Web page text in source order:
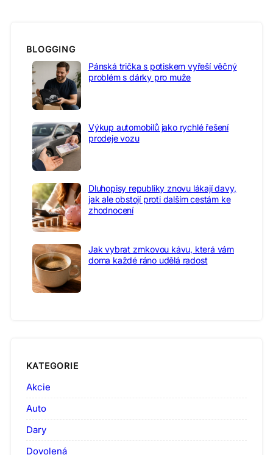
BLOGGING
Pánská trička s potiskem vyřeší věčný
problém s dárky pro muže
Výkup automobilů jako rychlé řešení
prodeje vozu
Dluhopisy republiky znovu lákají davy,
jak ale obstojí proti dalším cestám ke
zhodnocení
Jak vybrat zrnkovou kávu, která vám
doma každé ráno udělá radost
KATEGORIE
Akcie
Auto
Dary
Dovolená